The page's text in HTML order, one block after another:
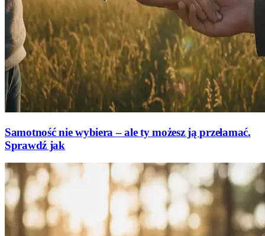
Samotność nie wybiera – ale ty możesz ją przełamać.
Sprawdź jak